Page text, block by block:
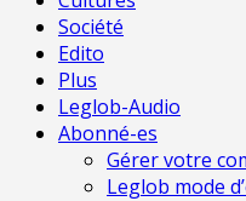
Société
Edito
Plus
Leglob-Audio
Abonné-es
Gérer votre
Leglob mode